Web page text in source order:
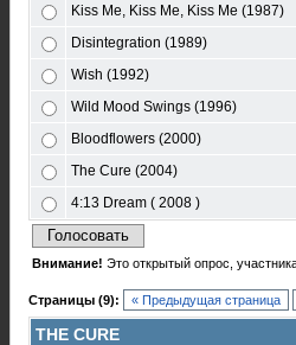
Kiss Me, Kiss Me, Kiss Me (1987)
Disintegration (1989)
Wish (1992)
Wild Mood Swings (1996)
Bloodflowers (2000)
The Cure (2004)
4:13 Dream ( 2008 )
Внимание! Это открытый опрос,
Страницы (9): « Предыдущая страница
THE CURE